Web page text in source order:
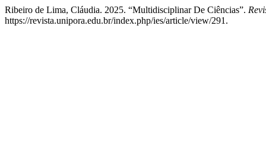
Ribeiro de Lima, Cláudia. 2025. “Multidisciplinar De Ciências”.
https://revista.unipora.edu.br/index.php/ies/article/view/291.